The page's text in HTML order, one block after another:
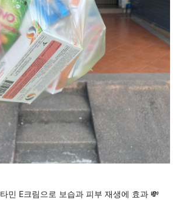
민 E크림으로 보습과 피부 재생에 효과 💸